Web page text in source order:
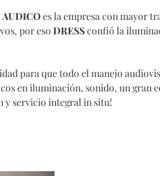
AUDICOes la empresa con mayor
por eso DRESSconfió la
para que todo el manejo
en iluminación, sonido, un gran
y servicio integral in situ!